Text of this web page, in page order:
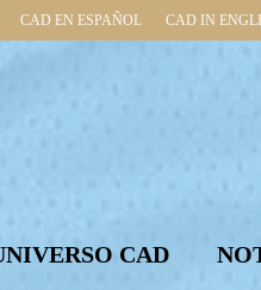
CAD EN ESPAÑOL CAD IN
CAD